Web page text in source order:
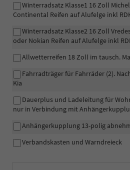
Winterradsatz Klasse1 16 Zoll
Continental Reifen auf Alufelge inkl
Winterradsatz Klasse2 16 Zoll
oder Nokian Reifen auf Alufelge inkl
Allwetterreifen 18 Zoll im tausch.
Fahrradträger für Fahrräder (2).
Kia
Dauerplus und Ladeleitung für
nur in Verbindung mit
Anhängerkupplung 13-polig
Verbandskasten und Warndreieck